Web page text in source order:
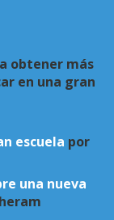
obtener más
en una gran
escuela por
una nueva